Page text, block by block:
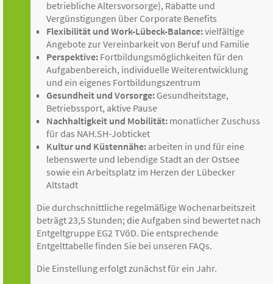
betriebliche Altersvorsorge), Rabatte und
Vergünstigungen über Corporate Benefits
Flexibilität und Work-Lübeck-Balance:vielfältige
Angebote zur Vereinbarkeit von Beruf und Familie
Perspektive: Fortbildungsmöglichkeiten für den
Aufgabenbereich, individuelle Weiterentwicklung
und ein eigenes Fortbildungszentrum
Gesundheit und Vorsorge: Gesundheitstage,
Betriebssport, aktive Pause
Nachhaltigkeit und Mobilität: monatlicher Zuschuss
für das NAH.SH-Jobticket
Kultur und Küstennähe: arbeiten in und für eine
lebenswerte und lebendige Stadt an der Ostsee
sowie ein Arbeitsplatz im Herzen der Lübecker
Altstadt
Die durchschnittliche regelmäßige Wochen­arbeitszeit
beträgt 23,5 Stunden; die Aufgaben sind bewertet nach
Entgeltgruppe EG2 TVöD. Die entsprechende
Entgelttabelle finden Sie bei unseren FAQs.
Die Einstellung erfolgt zunächst für ein Jahr.